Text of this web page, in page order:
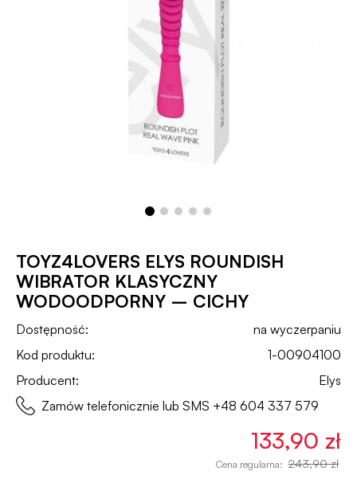
TOYZ4LOVERS ELYS ROUNDISH
WIBRATOR KLASYCZNY
WODOODPORNY – CICHY
Dostępność:
na wyczerpaniu
Kod produktu:
1-00904100
Producent:
Elys
Zamów telefonicznie lub SMS +48 604 337 579
133,90 zł
Cena regularna: 243,90 zł